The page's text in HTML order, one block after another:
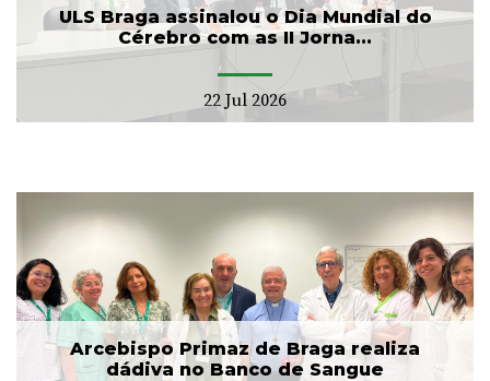
ULS Braga assinalou o Dia Mundial do
Cérebro com as II Jorna...
22 Jul 2026
Arcebispo Primaz de Braga realiza
dádiva no Banco de Sangue